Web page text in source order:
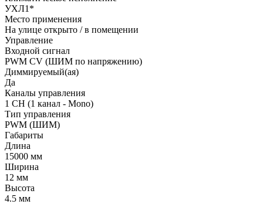
УХЛ1*
Место применения
На улице открыто / в помещении
Управление
Входной сигнал
PWM СV (ШИМ по напряжению)
Диммируемый(ая)
Да
Каналы управления
1 CH (1 канал - Mono)
Тип управления
PWM (ШИМ)
Габариты
Длина
15000 мм
Ширина
12 мм
Высота
4.5 мм